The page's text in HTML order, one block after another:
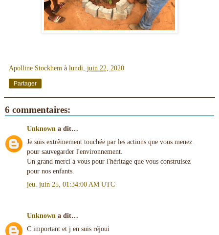
Apolline Stockhem à lundi, juin 22, 2020
Partager
6 commentaires:
Unknown a dit…
Je suis extrêmement touchée par les actions que vous menez
pour sauvegarder l'environnement.
Un grand merci à vous pour l'héritage que vous construisez
pour nos enfants.
jeu. juin 25, 01:34:00 AM UTC
Unknown a dit…
C important et j en suis réjoui